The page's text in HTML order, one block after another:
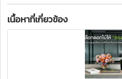
เนื้อหาที่เกี่ยวข้อง